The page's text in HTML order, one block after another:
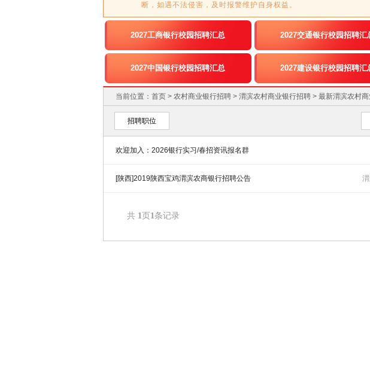
断，如遇不法侵害，及时报警维护自身权益。
2027工商银行校园招聘汇总 2027交通银行校园招聘汇
2027中国银行校园招聘汇总 2027建设银行校园招聘汇
当前位置： 首页 > 农村商业银行招聘 > 渭滨农村商业银行招聘 > 最新渭滨农村
招聘职位
欢迎加入：2026银行实习/春招资讯报名群
[陕西]2019陕西宝鸡渭滨农商银行招聘公告
共 1 页 1条记录